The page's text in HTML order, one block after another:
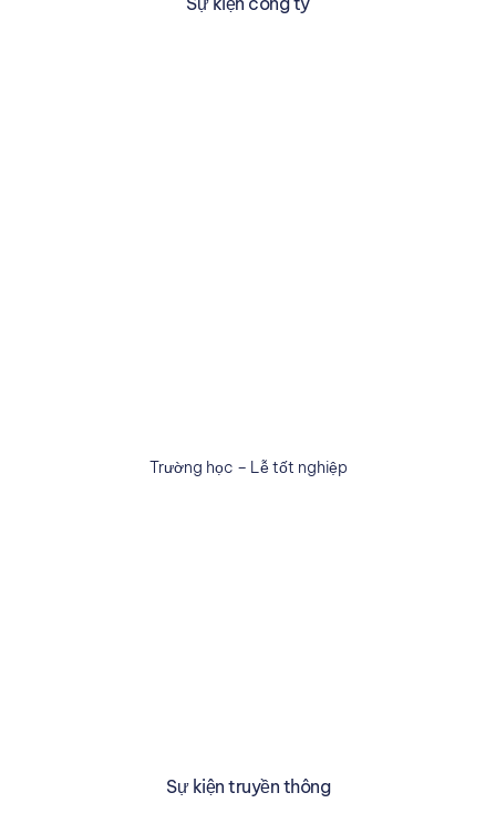
Trường học – Lễ tốt nghiệp
Sự kiện truyền thông